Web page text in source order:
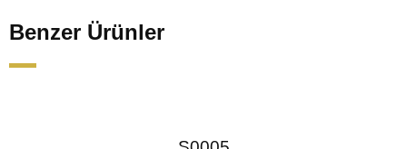
Benzer Ürünler